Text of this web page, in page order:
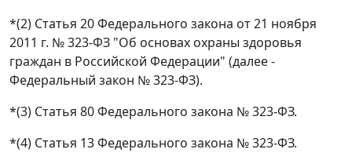
*(2) Статья 20 Федерального закона от 21 ноября
2011 г. № 323-ФЗ "Об основах охраны здоровья
граждан в Российской Федерации" (далее -
Федеральный закон № 323-ФЗ).
*(3) Статья 80 Федерального закона № 323-ФЗ.
*(4) Статья 13 Федерального закона № 323-ФЗ.